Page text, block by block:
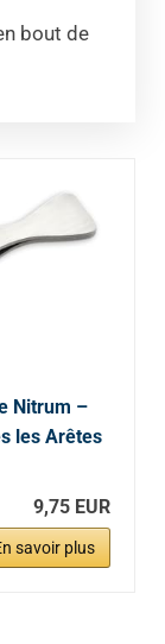
bout de
Nitrum –
les Arêtes
9,75 EUR
savoir plus